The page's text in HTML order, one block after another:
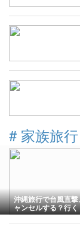
# 家族旅行
沖縄旅行で台風直
ャンセルする？行
終判断はいつにする